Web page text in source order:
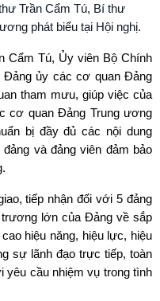
Trần Cẩm Tú, Bí thư
phát biểu tại Hội nghị.
Cẩm Tú, Ủy viên Bộ Chính
ủy các cơ quan Đảng
tham mưu, giúp việc của
cơ quan Đảng Trung ương
bị đầy đủ các nội dung
và đảng viên đảm bảo
tiếp nhận đối với 5 đảng
lớn của Đảng về sắp
hiệu năng, hiệu lực, hiệu
sự lãnh đạo trực tiếp, toàn
yêu cầu nhiệm vụ trong tình